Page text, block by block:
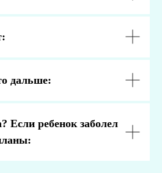
дальше:
Если ребенок заболел